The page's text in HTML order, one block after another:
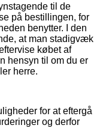
til de
på bestillingen, for
benytter. I den
at man stadigvæk
købet af
hensyn til om du er
herre.
for at eftergå
og derfor